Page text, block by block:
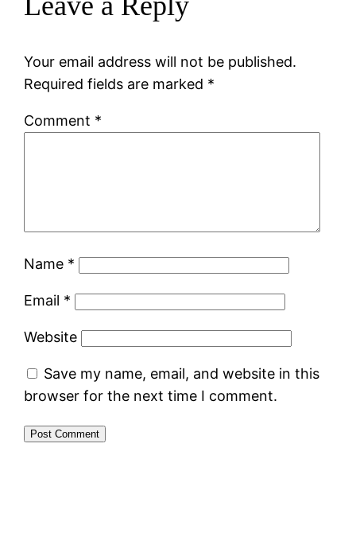
Your email address will not be published.
Required fields are marked *
Comment *
Name *
Email *
Website
Save my name, email, and website in this
browser for the next time I comment.